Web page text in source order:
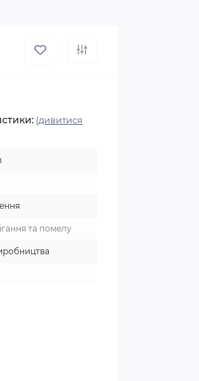
(дивитися
та помелу